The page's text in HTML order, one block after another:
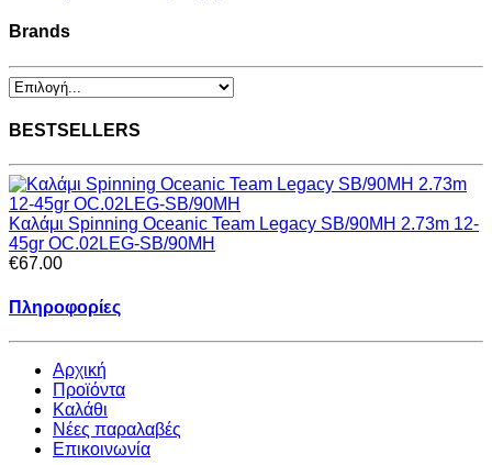
Brands
BESTSELLERS
Καλάμι Spinning Oceanic Team Legacy SB/90MΗ 2.73m 12-
45gr OC.02LEG-SB/90MΗ
€67.00
Πληροφορίες
Αρχική
Προϊόντα
Καλάθι
Νέες παραλαβές
Επικοινωνία